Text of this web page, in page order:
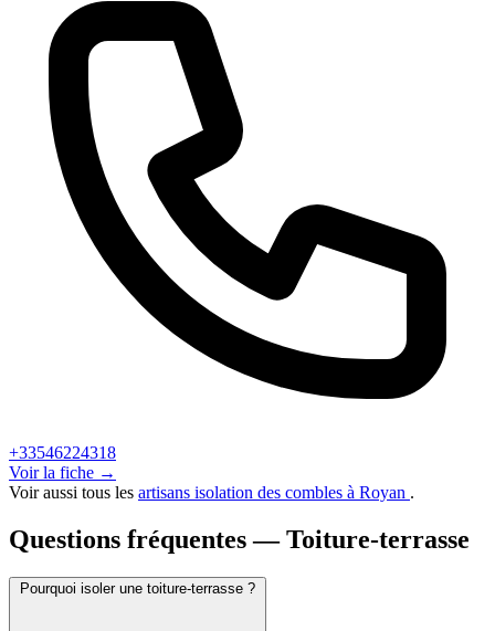
+33546224318
Voir la fiche →
Voir aussi tous les artisans isolation des combles à Royan .
Questions fréquentes — Toiture-terrasse
Pourquoi isoler une toiture-terrasse ?